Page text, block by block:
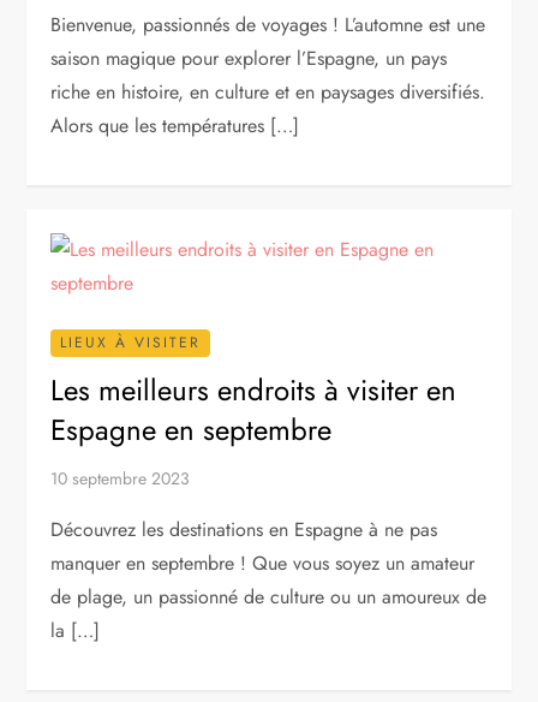
Bienvenue, passionnés de voyages ! L’automne est une
saison magique pour explorer l’Espagne, un pays
riche en histoire, en culture et en paysages diversifiés.
Alors que les températures […]
LIEUX À VISITER
Les meilleurs endroits à visiter en
Espagne en septembre
10 septembre 2023
Découvrez les destinations en Espagne à ne pas
manquer en septembre ! Que vous soyez un amateur
de plage, un passionné de culture ou un amoureux de
la […]